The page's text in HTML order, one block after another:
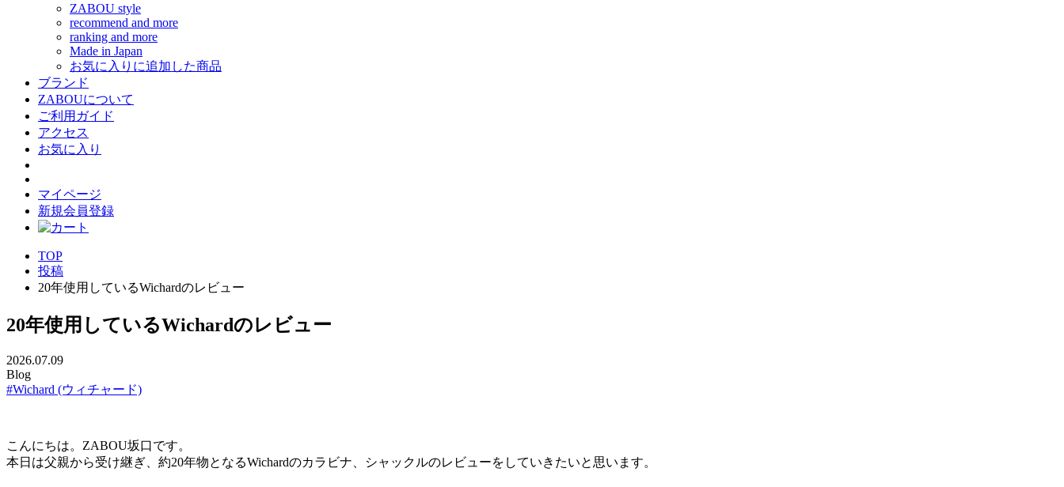
ZABOU style
recommend and more
ranking and more
Made in Japan
お気に入りに追加した商品
ブランド
ZABOUについて
ご利用ガイド
アクセス
お気に入り
マイページ
新規会員登録
TOP
投稿
20年使用しているWichardのレビュー
20年使用しているWichardのレビュー
2026.07.09
Blog
#Wichard (ウィチャード)
こんにちは。ZABOU坂口です。
本日は父親から受け継ぎ、約20年物となるWichardのカラビナ、シャックルのレビューをしていきたいと思います。